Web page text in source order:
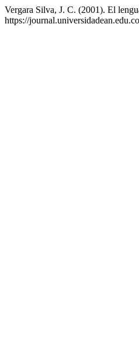
Vergara Silva, J. C. (2001). El
https://